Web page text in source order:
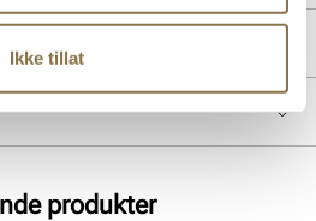
Ikke tillat
produkter